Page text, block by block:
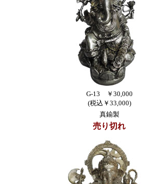
G-13 ￥30,000
(税込￥33,000)
真鍮製
売り切れ